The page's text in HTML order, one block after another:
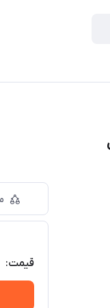
قیمت: